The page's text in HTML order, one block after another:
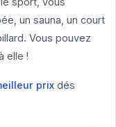
un sauna, un court
Vous pouvez
elle !
prix dés